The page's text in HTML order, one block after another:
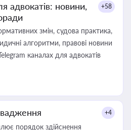
адвокатів: новини,
+58
змін, судова практика,
алгоритми, правові новини
каналах для адвокатів
+4
порядок здійснення